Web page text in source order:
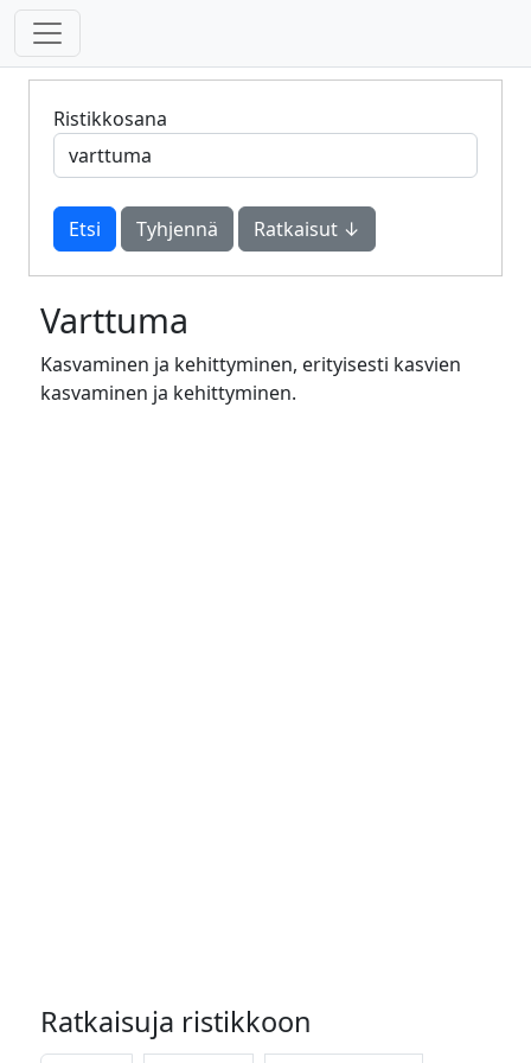
Ristikkosana
Tyhjennä Ratkaisut ↓
Varttuma
Kasvaminen ja kehittyminen, erityisesti kasvien
kasvaminen ja kehittyminen.
Ratkaisuja ristikkoon